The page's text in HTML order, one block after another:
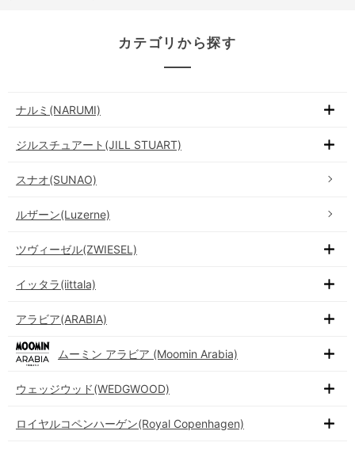
カテゴリから探す
ナルミ(NARUMI)
ジルスチュアート(JILL STUART)
スナオ(SUNAO)
ルザーン(Luzerne)
ツヴィーゼル(ZWIESEL)
イッタラ(iittala)
アラビア(ARABIA)
ムーミン アラビア (Moomin Arabia)
ウェッジウッド(WEDGWOOD)
ロイヤルコペンハーゲン(Royal Copenhagen)